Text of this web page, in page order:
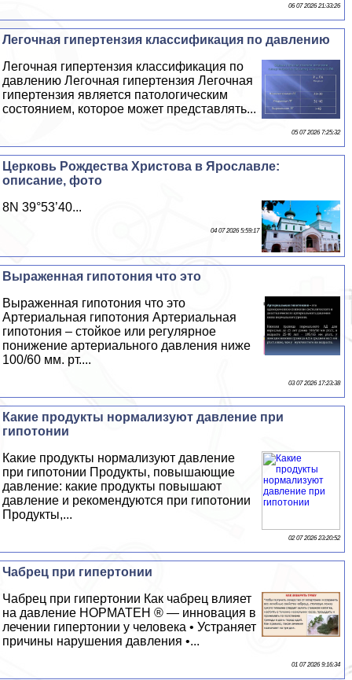
06 07 2026 21:33:26
Легочная гипертензия классификация по давлению
Легочная гипертензия классификация по
давлению Легочная гипертензия Легочная
гипертензия является патологическим
состоянием, которое может представлять...
05 07 2026 7:25:32
Церковь Рождества Христова в Ярославле:
описание, фото
8N 39°53’40...
04 07 2026 5:59:17
Выраженная гипотония что это
Выраженная гипотония что это
Артериальная гипотония Артериальная
гипотония – стойкое или регулярное
понижение артериального давления ниже
100/60 мм. рт....
03 07 2026 17:23:38
Какие продукты нормализуют давление при
гипотонии
Какие продукты нормализуют давление
при гипотонии Продукты, повышающие
давление: какие продукты повышают
давление и рекомендуются при гипотонии
Продукты,...
02 07 2026 23:20:52
Чабрец при гипертонии
Чабрец при гипертонии Как чабрец влияет
на давление НОРМАТЕН ® — инновация в
лечении гипертонии у человека • Устраняет
причины нарушения давления •...
01 07 2026 9:16:34